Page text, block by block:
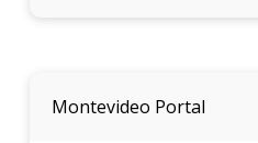
Montevideo Portal